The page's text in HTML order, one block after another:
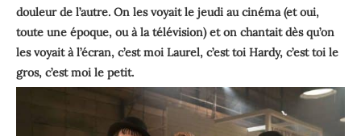
douleur de l’autre. On les voyait le jeudi au cinéma (et oui,
toute une époque, ou à la télévision) et on chantait dès qu’on
les voyait à l’écran, c’est moi Laurel, c’est toi Hardy, c’est toi le
gros, c’est moi le petit.